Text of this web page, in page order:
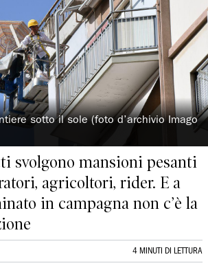
sotto il sole (foto d’archivio Imago
svolgono mansioni pesanti
agricoltori, rider. E a
in campagna non c’è la
4 MINUTI DI LETTURA